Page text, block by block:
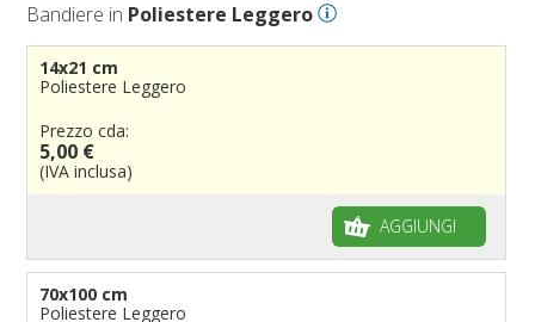
Bandiere in Poliestere Leggero
14x21 cm
Poliestere Leggero
Prezzo cda:
5,00 €
(IVA inclusa)
AGGIUNGI
70x100 cm
Poliestere Leggero